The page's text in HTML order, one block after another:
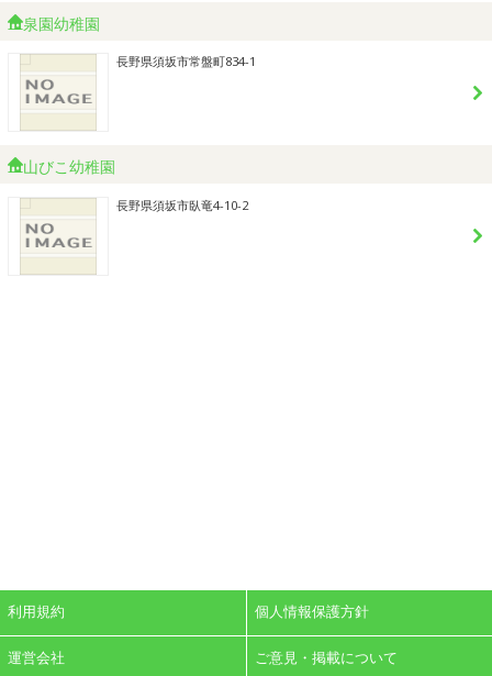
泉園幼稚園
長野県須坂市常盤町834-1
山びこ幼稚園
長野県須坂市臥竜4-10-2
利用規約 個人情報保護方針
運営会社 ご意見・掲載について